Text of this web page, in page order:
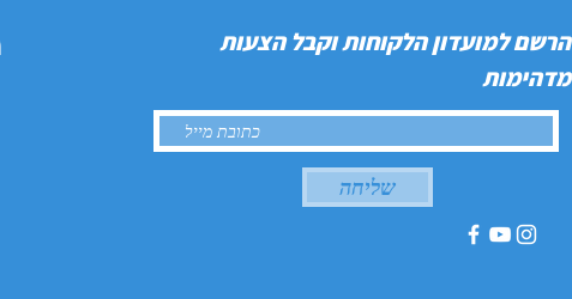
הרשם למועדון הלקוחות וקבל הצעות
מדהימות
שליחה